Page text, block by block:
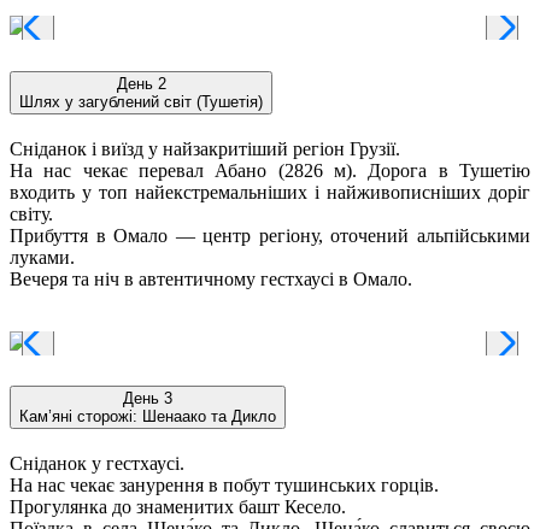
День 2
Шлях у загублений світ (Тушетія)
Сніданок і виїзд у найзакритіший регіон Грузії.
На нас чекає перевал Абано (2826 м). Дорога в Тушетію
входить у топ найекстремальніших і найживописніших доріг
світу.
Прибуття в Омало — центр регіону, оточений альпійськими
луками.
Вечеря та ніч в автентичному гестхаусі в Омало.
День 3
Кам’яні сторожі: Шенаако та Дикло
Сніданок у гестхаусі.
На нас чекає занурення в побут тушинських горців.
Прогулянка до знаменитих башт Кесело.